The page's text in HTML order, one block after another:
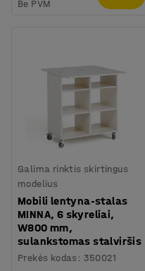
Be PVM
Galima rinktis skirtingus
modelius
Mobili lentyna-stalas
MINNA, 6 skyreliai,
W800 mm,
sulankstomas stalviršis
Prekės kodas : 350021